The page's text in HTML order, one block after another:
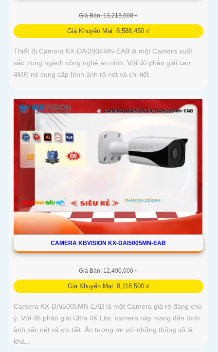
Giá Bán: 13,213,000 ₫
Giá Khuyến Mại: 8,588,450 ₫
Thiết Bị Camera KX-DAi2004MN-EAB là một Camera xuất
sắc trong ngành công nghệ an ninh. Với độ phân giải cao
4MP, nó cung cấp hình ảnh rõ nét và chi tiết
CAMERA KBVISION KX-DAI5005MN-EAB
Giá Bán: 12,490,000 ₫
Giá Khuyến Mại: 8,118,500 ₫
Camera KX-DAi5005MN-EAB là một Camera giá rẻ đáng chú
ý. Với độ phân giải Ultra 4K Lite, camera này mang đến hình
ảnh sắc nét và chi tiết. Ấn tượng ơn với những thông số là
khả...